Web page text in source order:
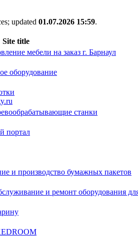
updated 01.07.2026 15:59.
Site title
мебели на заказ г. Барнаул
оборудование
станки
портал
и производство бумажных пакетов
и ремонт оборудования